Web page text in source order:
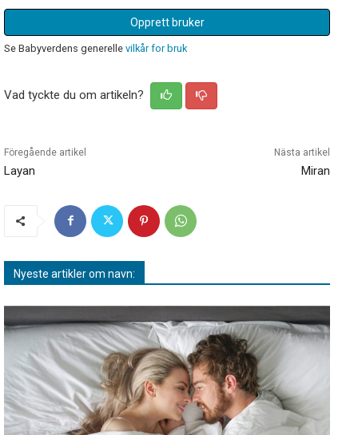
Opprett bruker
Se Babyverdens generelle vilkår for bruk
Vad tyckte du om artikeln?
Föregående artikel
Layan
Nästa artikel
Miran
Nyeste artikler om navn: